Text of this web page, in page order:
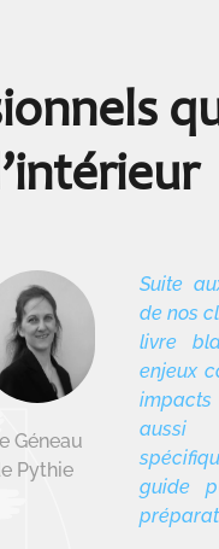
Géneau
Pythie
Suite
de nos
livre
enjeux
aussi
guide p